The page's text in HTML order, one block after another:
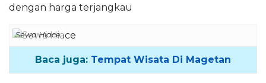
dengan harga terjangkau
Sewa Hiace
Baca juga: Tempat Wisata Di Magetan